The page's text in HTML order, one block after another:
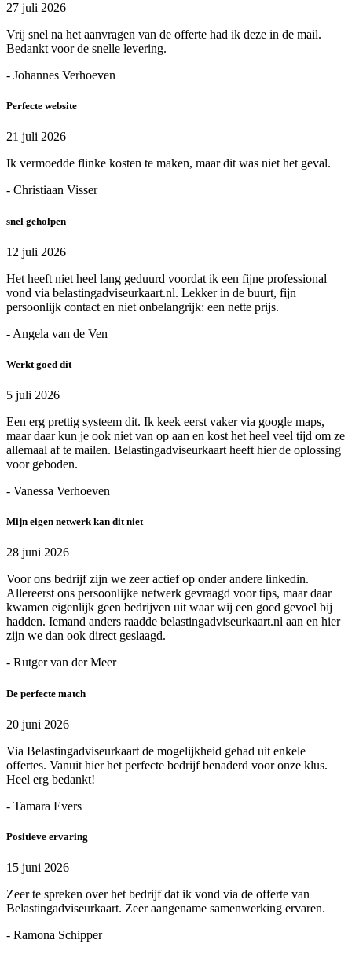
27 juli 2026
Vrij snel na het aanvragen van de offerte had ik deze in de mail.
Bedankt voor de snelle levering.
- Johannes Verhoeven
Perfecte website
21 juli 2026
Ik vermoedde flinke kosten te maken, maar dit was niet het geval.
- Christiaan Visser
snel geholpen
12 juli 2026
Het heeft niet heel lang geduurd voordat ik een fijne professional
vond via belastingadviseurkaart.nl. Lekker in de buurt, fijn
persoonlijk contact en niet onbelangrijk: een nette prijs.
- Angela van de Ven
Werkt goed dit
5 juli 2026
Een erg prettig systeem dit. Ik keek eerst vaker via google maps,
maar daar kun je ook niet van op aan en kost het heel veel tijd om ze
allemaal af te mailen. Belastingadviseurkaart heeft hier de oplossing
voor geboden.
- Vanessa Verhoeven
Mijn eigen netwerk kan dit niet
28 juni 2026
Voor ons bedrijf zijn we zeer actief op onder andere linkedin.
Allereerst ons persoonlijke netwerk gevraagd voor tips, maar daar
kwamen eigenlijk geen bedrijven uit waar wij een goed gevoel bij
hadden. Iemand anders raadde belastingadviseurkaart.nl aan en hier
zijn we dan ook direct geslaagd.
- Rutger van der Meer
De perfecte match
20 juni 2026
Via Belastingadviseurkaart de mogelijkheid gehad uit enkele
offertes. Vanuit hier het perfecte bedrijf benaderd voor onze klus.
Heel erg bedankt!
- Tamara Evers
Positieve ervaring
15 juni 2026
Zeer te spreken over het bedrijf dat ik vond via de offerte van
Belastingadviseurkaart. Zeer aangename samenwerking ervaren.
- Ramona Schipper